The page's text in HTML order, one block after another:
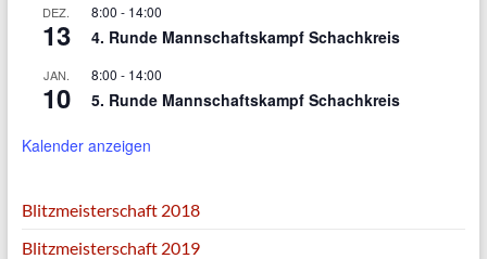
DEZ.
13
8:00 - 14:00
4. Runde Mannschaftskampf Schachkreis
JAN.
10
8:00 - 14:00
5. Runde Mannschaftskampf Schachkreis
Kalender anzeigen
Blitzmeisterschaft 2018
Blitzmeisterschaft 2019